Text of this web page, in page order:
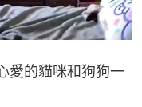
愛的貓咪和狗狗一